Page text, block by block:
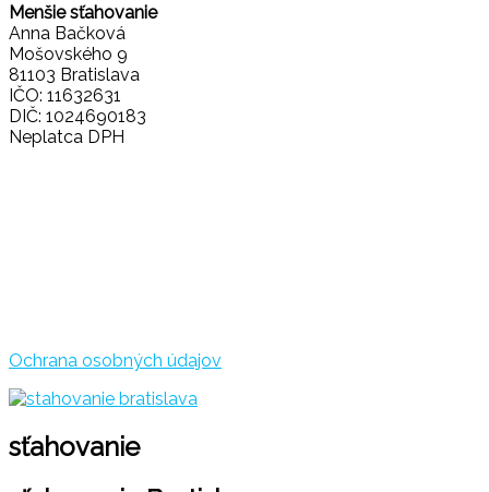
Menšie sťahovanie
Anna Bačková
Mošovského 9
81103 Bratislava
IČO: 11632631
DIČ: 1024690183
Neplatca DPH
Ochrana osobných údajov
sťahovanie